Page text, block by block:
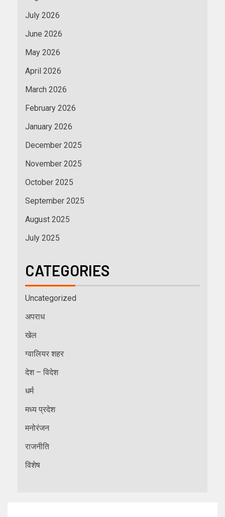
July 2026
June 2026
May 2026
April 2026
March 2026
February 2026
January 2026
December 2025
November 2025
October 2025
September 2025
August 2025
July 2025
CATEGORIES
Uncategorized
अपराध
खेल
ग्वालियर शहर
देश – विदेश
धर्म
मध्य प्रदेश
मनोरंजन
राजनीति
विशेष